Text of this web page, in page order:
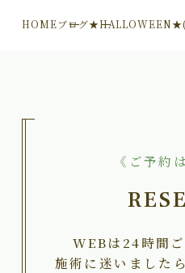
HOMEブログ
《ご予約
WEBは24時間ご
施術に迷いました